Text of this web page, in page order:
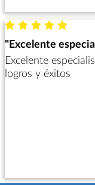
"Excelente
Excelente
logros y éxitos